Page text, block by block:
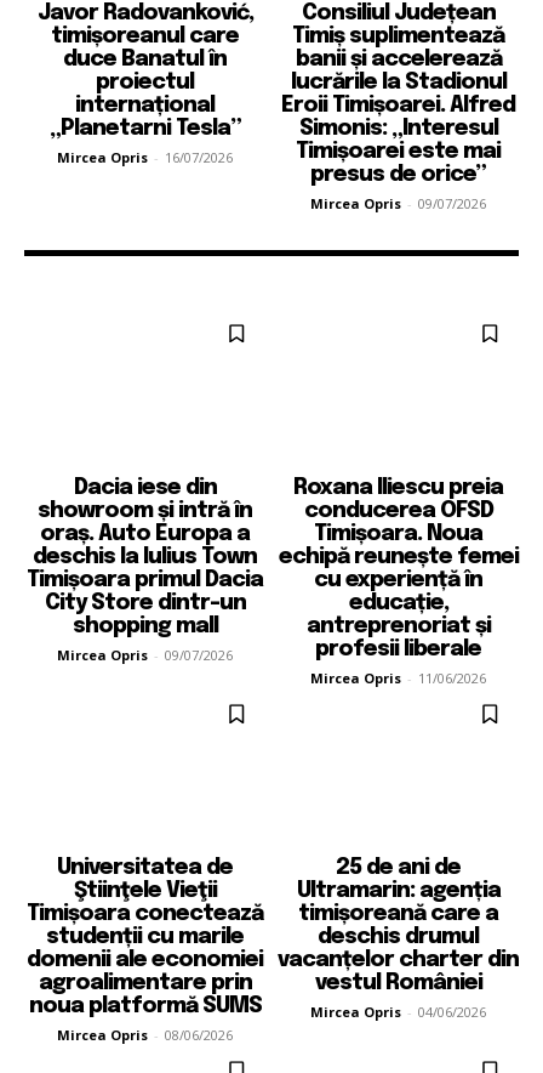
Javor Radovanković,
timișoreanul care
duce Banatul în
proiectul
internațional
„Planetarni Tesla”
Mircea Opris - 16/07/2026
Consiliul Județean
Timiș suplimentează
banii și accelerează
lucrările la Stadionul
Eroii Timișoarei. Alfred
Simonis: „Interesul
Timișoarei este mai
presus de orice”
Mircea Opris - 09/07/2026
Dacia iese din
showroom și intră în
oraș. Auto Europa a
deschis la Iulius Town
Timișoara primul Dacia
City Store dintr-un
shopping mall
Mircea Opris - 09/07/2026
Roxana Iliescu preia
conducerea OFSD
Timișoara. Noua
echipă reunește femei
cu experiență în
educație,
antreprenoriat și
profesii liberale
Mircea Opris - 11/06/2026
Universitatea de
Ştiinţele Vieţii
Timișoara conectează
studenții cu marile
domenii ale economiei
agroalimentare prin
noua platformă SUMS
Mircea Opris - 08/06/2026
25 de ani de
Ultramarin: agenția
timișoreană care a
deschis drumul
vacanțelor charter din
vestul României
Mircea Opris - 04/06/2026